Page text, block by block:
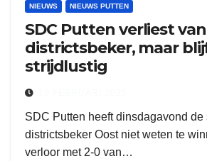
NIEUWS NIEUWS PUTTEN
SDC Putten verliest van
districtsbeker, maar
strijdlustig
SDC Putten heeft dinsdagavond de
districtsbeker Oost niet weten te
verloor met 2-0 van…